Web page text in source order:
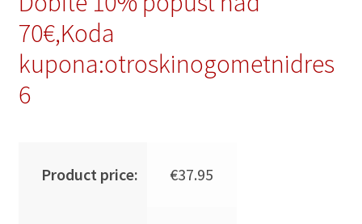
70€,Koda
kupona:otroskinogometnidres
6
Product price: €37.95